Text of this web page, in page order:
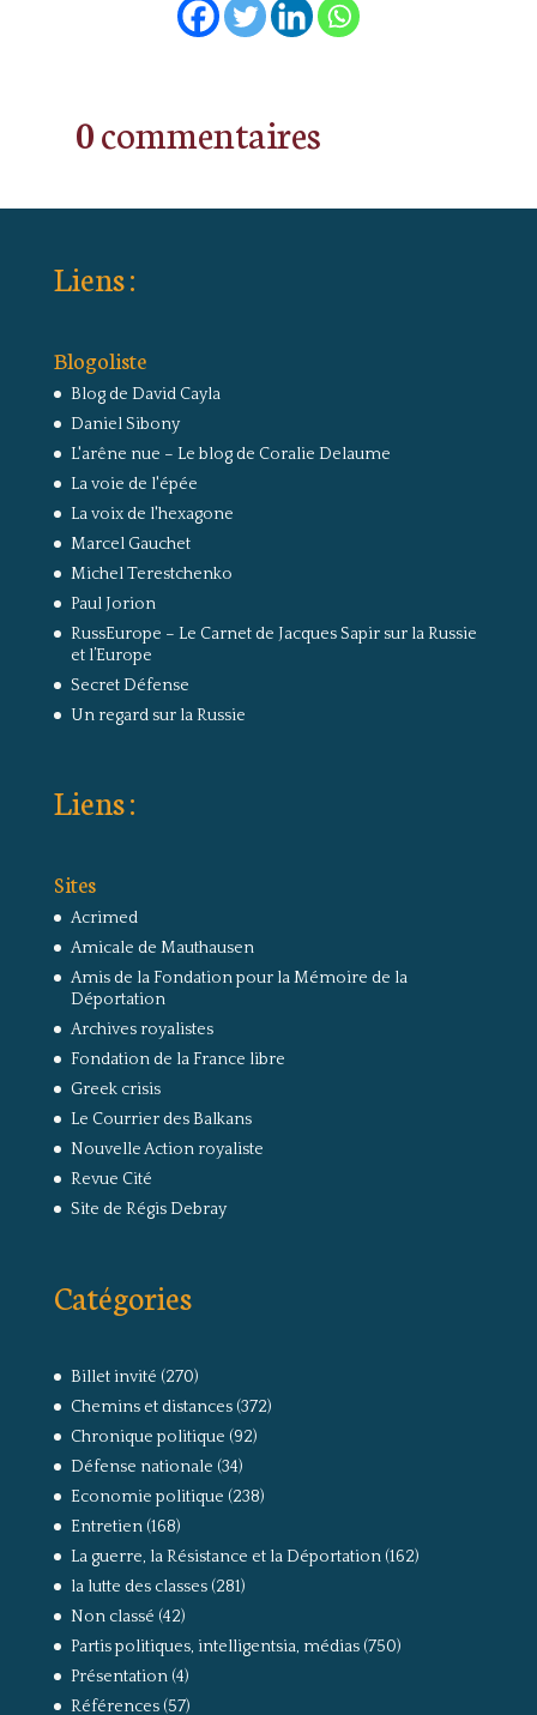
0 commentaires
Liens :
Blogoliste
Blog de David Cayla
Daniel Sibony
L'arêne nue – Le blog de Coralie Delaume
La voie de l'épée
La voix de l'hexagone
Marcel Gauchet
Michel Terestchenko
Paul Jorion
RussEurope – Le Carnet de Jacques Sapir sur la Russie
et l’Europe
Secret Défense
Un regard sur la Russie
Liens :
Sites
Acrimed
Amicale de Mauthausen
Amis de la Fondation pour la Mémoire de la
Déportation
Archives royalistes
Fondation de la France libre
Greek crisis
Le Courrier des Balkans
Nouvelle Action royaliste
Revue Cité
Site de Régis Debray
Catégories
Billet invité (270)
Chemins et distances(372)
Chronique politique (92)
Défense nationale (34)
Economie politique (238)
Entretien(168)
La guerre, la Résistance et la Déportation(162)
la lutte des classes(281)
Non classé (42)
Partis politiques, intelligentsia, médias(750)
Présentation(4)
Références(57)